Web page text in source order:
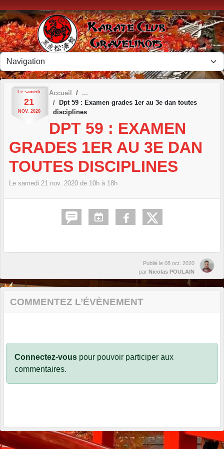
Le samedi
21
NOV. 2020
Accueil
Dpt 59 : Examen grades 1er au 3e dan toutes
disciplines
DPT 59 : EXAMEN
GRADES 1ER AU 3E DAN
TOUTES DISCIPLINES
Le samedi 21 nov. 2020 de 10h à 18h
Publié le 08 oct. 2020
par Nicolas POULAIN
COMMENTEZ L’ÉVÈNEMENT
Connectez-vous pour pouvoir participer aux
commentaires.